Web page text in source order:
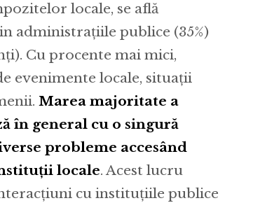
locale, se află
administrațiile publice (35%)
Cu procente mai mici,
evenimente locale, situații
Marea majoritate a
în general cu o singură
probleme accesând
locale. Acest lucru
cu instituțiile publice